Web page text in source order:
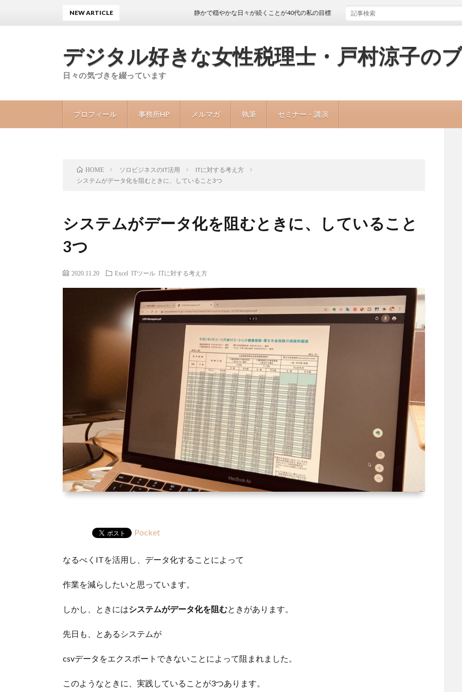
デジタル好きな女性税理士・戸村涼子の
日々の気づきを綴っています
プロフィール 事務所HP メルマガ 執筆 セミナー・講演
NEW ARTICLE 静かで穏やかな日々が続くことが40代の私の目標
HOME ソロビジネスのIT活用
ITに対する考え方
システムがデータ化を阻むときに、していること3つ
システムがデータ化を阻むときに、していること
3つ
2020.11.20 Excel ITツール ITに対する考え方
Pocket
なるべくITを活用し、データ化することによって
作業を減らしたいと思っています。
しかし、ときにはシステムがデータ化を阻むときがあります。
先日も、とあるシステムが
csvデータをエクスポートできないことによって阻まれました。
このようなときに、実践していることが3つあります。